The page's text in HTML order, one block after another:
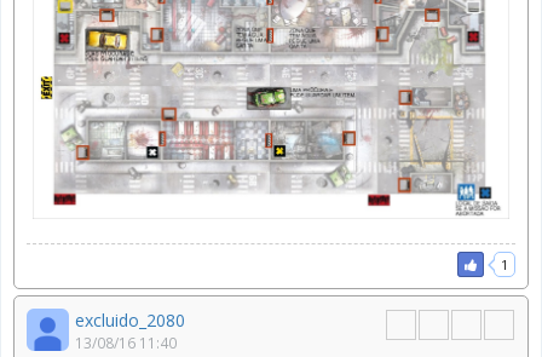
1
excluido_2080
13/08/16 11:40